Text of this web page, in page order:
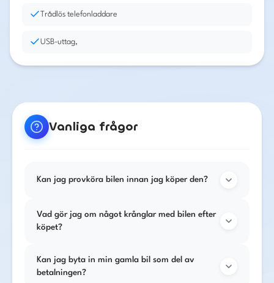
Trådlös telefonladdare
USB-uttag,
Vanliga frågor
Kan jag provköra bilen innan jag köper den?
Vad gör jag om något krånglar med bilen efter
köpet?
Kan jag byta in min gamla bil som del av
betalningen?